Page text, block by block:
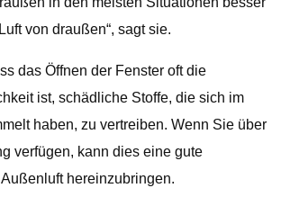
von draußen“, sagt sie.
das Öffnen der Fenster oft die
ist, schädliche Stoffe, die sich im
haben, zu vertreiben. Wenn Sie über
verfügen, kann dies eine gute
hereinzubringen.